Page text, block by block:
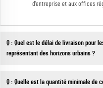
d’entreprise et aux offices
Q : Quel est le délai de livraison pour
représentant des horizons urbains ?
Q : Quelle est la quantité minimale de